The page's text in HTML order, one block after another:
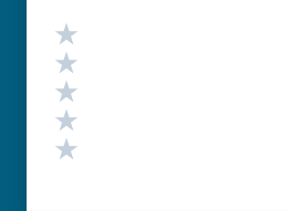
Valutazione